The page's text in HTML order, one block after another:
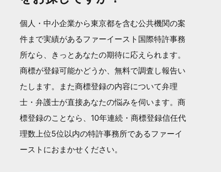
個人・中小企業から東京都を含む公共機関の案
件まで実績があるファーイースト国際特許事務
所なら、きっとあなたの期待に応えられます。
商標が登録可能かどうか、無料で調査し報告い
たします。また商標登録の内容について弁理
士・弁護士が直接あなたの悩みを伺います。商
標登録のことなら、10年連続・商標登録信任代
理数上位5位以内の特許事務所であるファーイ
ーストにおまかせください。